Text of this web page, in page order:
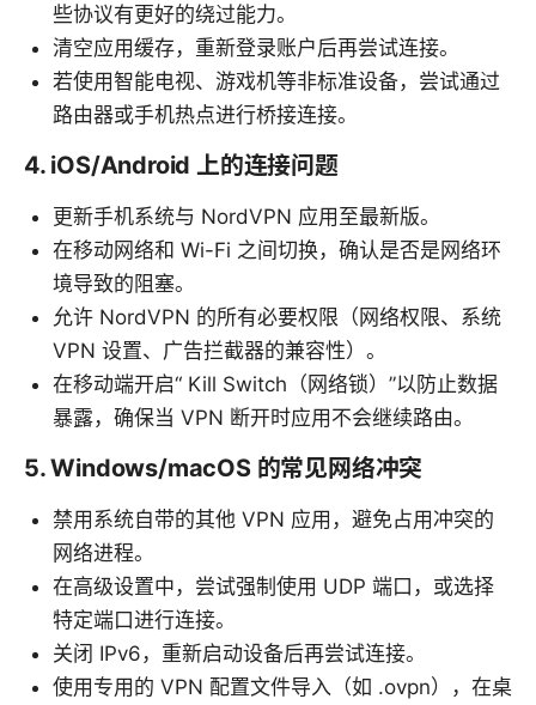
些协议有更好的绕过能力。
清空应用缓存，重新登录账户后再尝试连接。
若使用智能电视、游戏机等非标准设备，尝试通过
路由器或手机热点进行桥接连接。
4. iOS/Android 上的连接问题
更新手机系统与 NordVPN 应用至最新版。
在移动网络和 Wi-Fi 之间切换，确认是否是网络环
境导致的阻塞。
允许 NordVPN 的所有必要权限（网络权限、系统
VPN 设置、广告拦截器的兼容性）。
在移动端开启“ Kill Switch（网络锁）”以防止数据
暴露，确保当 VPN 断开时应用不会继续路由。
5. Windows/macOS 的常见网络冲突
禁用系统自带的其他 VPN 应用，避免占用冲突的
网络进程。
在高级设置中，尝试强制使用 UDP 端口，或选择
特定端口进行连接。
关闭 IPv6，重新启动设备后再尝试连接。
使用专用的 VPN 配置文件导入（如 .ovpn），在桌